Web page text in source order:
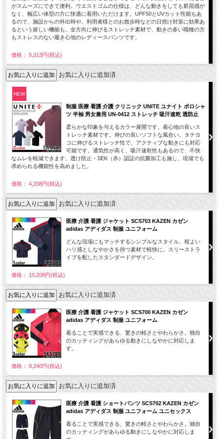
がスムーズにできて便利。ウエストゴムの仕様は、どんな動きをしても窮屈感が
なく、幅広い体型の方に快適に着用いただけます。UPF50とUVカット性能もあ
るので、施設からの外出時や、利用者様とのお散歩時などの日焼け対策に効果あ
るという嬉しい機能も。全方向に伸びるストレッチ素材で、動きの多い職種の方
もストレスのない履き心地のレディースパンツです。
価格： 5,313円(税込)
お気に入りに追加済
NEW
制服 医療 看護 介護 クリニック UNITE ユナイト ポロシャ
ツ 半袖 男女兼用 UN-0412 ストレッチ 吸汗速乾 透防止
柔らかな印象を与えるカラー展開です。着心地の良いス
トレッチ素材です。伸びの良いソフトな風合い。タテヨ
コに伸びるストレッチ性で、アクティブな動きにも対応
可能です。通気性が高く、吸汗速乾性もあるので、不快
なムレを軽減できます。透け防止・SEK（赤）認証の抗菌加工も施し、現場でも
求められる機能性を高めました。
価格： 4,208円(税込)
お気に入りに追加済
医療 介護 看護 ジャケット SCS703 KAZEN カゼン
adidas アディダス 制服 ユニフォーム
どんな現場にもマッチするシンプルなスタイル。程よい
ハリ感としなやかさを持つ素材で軽快に。スリーストラ
イプを配したスタンダードデザイン。
価格： 10,208円(税込)
お気に入りに追加済
医療 介護 看護 ジャケット SCS700 KAZEN カゼン
adidas アディダス 制服 ユニフォーム
着ることで実感できる、驚きの軽さとやわらかさ。独自
のカッティングがあらゆる動きにしなやかに対応しま
す。
価格： 9,240円(税込)
お気に入りに追加済
医療 介護 看護 ショートパンツ SCS702 KAZEN カゼン
adidas アディダス 制服 ユニフォーム ユニセックス
着ることで実感できる、驚きの軽さとやわらかさ。独自
のカッティングがあらゆる動きにしなやかに対応しま